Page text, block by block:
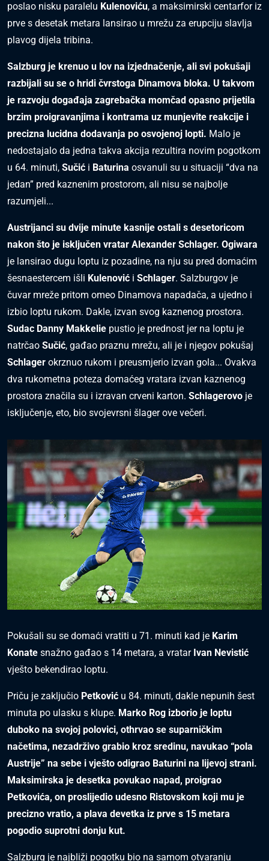
poslao nisku paralelu Kulenoviću, a maksimirski centarfor iz
prve s desetak metara lansirao u mrežu za erupciju slavlja
plavog dijela tribina.
Salzburg je krenuo u lov na izjednačenje, ali svi pokušaji
razbijali su se o hridi čvrstoga Dinamova bloka. U takvom
je razvoju događaja zagrebačka momčad opasno prijetila
brzim proigravanjima i kontrama uz munjevite reakcije i
precizna lucidna dodavanja po osvojenoj lopti. Malo je
nedostajalo da jedna takva akcija rezultira novim pogotkom
u 64. minuti, Sučić i Baturina osvanuli su u situaciji “dva na
jedan” pred kaznenim prostorom, ali nisu se najbolje
razumjeli...
Austrijanci su dvije minute kasnije ostali s desetoricom
nakon što je isključen vratar Alexander Schlager. Ogiwara
je lansirao dugu loptu iz pozadine, na nju su pred domaćim
šesnaestercem išli Kulenović i Schlager. Salzburgov je
čuvar mreže pritom omeo Dinamova napadača, a ujedno i
izbio loptu rukom. Dakle, izvan svog kaznenog prostora.
Sudac Danny Makkelie pustio je prednost jer na loptu je
natrčao Sučić, gađao praznu mrežu, ali je i njegov pokušaj
Schlager okrznuo rukom i preusmjerio izvan gola... Ovakva
dva rukometna poteza domaćeg vratara izvan kaznenog
prostora značila su i izravan crveni karton. Schlagerovo je
isključenje, eto, bio svojevrsni šlager ove večeri.
Pokušali su se domaći vratiti u 71. minuti kad je Karim
Konate snažno gađao s 14 metara, a vratar Ivan Nevistić
vješto bekendirao loptu.
Priču je zaključio Petković u 84. minuti, dakle nepunih šest
minuta po ulasku s klupe. Marko Rog izborio je loptu
duboko na svojoj polovici, othrvao se suparničkim
načetima, nezadrživo grabio kroz sredinu, navukao “pola
Austrije” na sebe i vješto odigrao Baturini na lijevoj strani.
Maksimirska je desetka povukao napad, proigrao
Petkovića, on proslijedio udesno Ristovskom koji mu je
precizno vratio, a plava devetka iz prve s 15 metara
pogodio suprotni donju kut.
Salzburg je najbliži pogotku bio na samom otvaranju